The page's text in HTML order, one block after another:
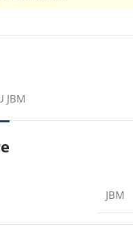
JBM
JBM